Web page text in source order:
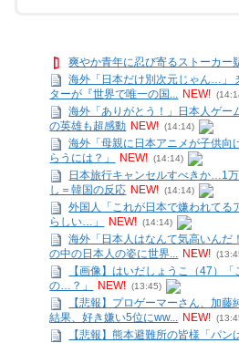
爽やか青年に忍び寄るストーカー
海外「日本だけ別次元じゃん…」
ターが『世界で唯一の国...
NEW!
海外「ありがとう！」日本人ゲー
の英雄も超感動 NEW! (14:14)
海外「母親に日本アニメが子供向
らうには？」
NEW! (14:14)
日本旅行キャンセルすべきか…1
し＝韓国の反応 NEW! (14:14)
外国人「これが日本で嫌われてる
らしい…」
NEW! (14:14)
海外「日本人はなんて気高いんだ
の中の日本人の姿に世界...
NEW!
【画像】はいだしょうこ（47）
の…？」
NEW! (13:45)
【悲報】プロゲーマーさん、加
結果、好き嫌い5位にww...
NEW!
【悲報】熊本避難所の皆様「パン